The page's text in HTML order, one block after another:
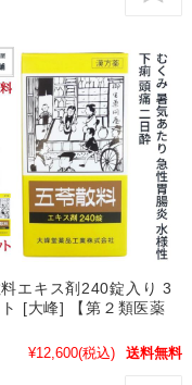
エキス剤240錠入り 3
[大峰] 【第２類医薬
¥12,600(税込) 送料無料